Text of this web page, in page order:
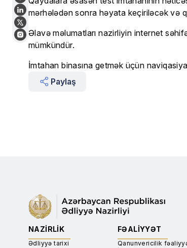
mərhələdən sonra həyata keçiriləcək və
Əlavə məlumatları nazirliyin internet
mümkündür.
İmtahan binasına getmək üçün
Paylaş
NAZIRLIK
Ədliyyə tarixi
FƏALIYYƏT
Qanunvericilik